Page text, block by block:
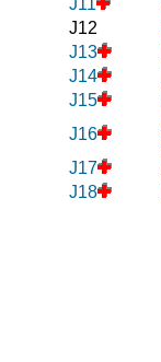
J11
J12
J13
J14
J15
J16
J17
J18